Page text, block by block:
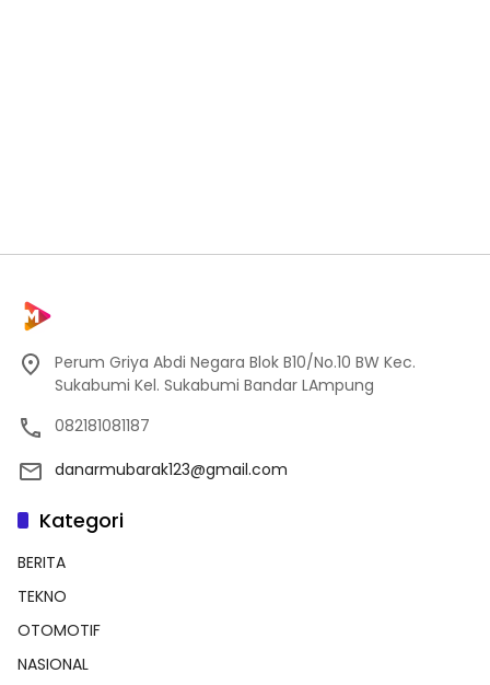
Perum Griya Abdi Negara Blok B10/No.10 BW Kec.
Sukabumi Kel. Sukabumi Bandar LAmpung
082181081187
danarmubarak123@gmail.com
Kategori
BERITA
TEKNO
OTOMOTIF
NASIONAL